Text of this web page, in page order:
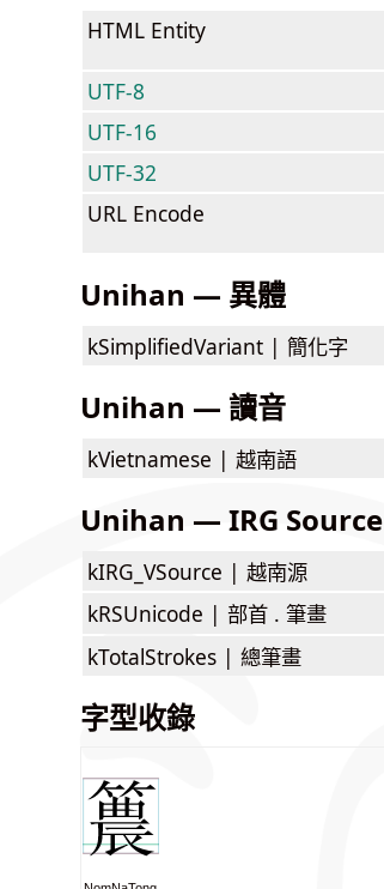
HTML Entity
UTF-8
UTF-16
UTF-32
URL Encode
Unihan — 異體
kSimplifiedVariant | 簡化字
Unihan — 讀音
kVietnamese | 越南語
Unihan — IRG Source
kIRG_VSource | 越南源
kRSUnicode | 部首 . 筆畫
kTotalStrokes | 總筆畫
字型收錄